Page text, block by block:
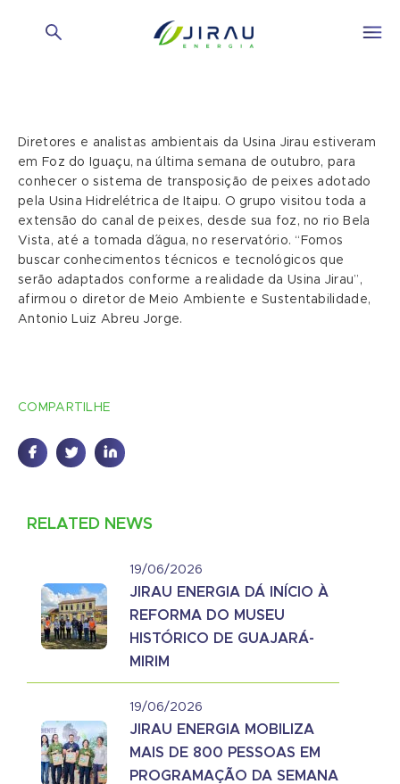
Diretores e analistas ambientais da Usina Jirau estiveram
em Foz do Iguaçu, na última semana de outubro, para
conhecer o sistema de transposição de peixes adotado
pela Usina Hidrelétrica de Itaipu. O grupo visitou toda a
extensão do canal de peixes, desde sua foz, no rio Bela
Vista, até a tomada d´água, no reservatório. “Fomos
buscar conhecimentos técnicos e tecnológicos que
serão adaptados conforme a realidade da Usina Jirau”,
afirmou o diretor de Meio Ambiente e Sustentabilidade,
Antonio Luiz Abreu Jorge.
COMPARTILHE
RELATED NEWS
19/06/2026
JIRAU ENERGIA DÁ INÍCIO À
REFORMA DO MUSEU
HISTÓRICO DE GUAJARÁ-
MIRIM
19/06/2026
JIRAU ENERGIA MOBILIZA
MAIS DE 800 PESSOAS EM
PROGRAMAÇÃO DA SEMANA